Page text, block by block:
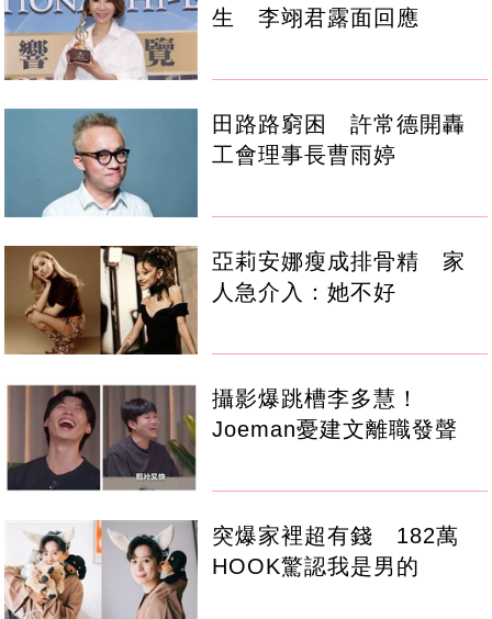
生 李翊君露面回應
田路路窮困 許常德開轟
工會理事長曹雨婷
亞莉安娜瘦成排骨精 家
人急介入：她不好
攝影爆跳槽李多慧！
Joeman憂建文離職發聲
突爆家裡超有錢 182萬
HOOK驚認我是男的